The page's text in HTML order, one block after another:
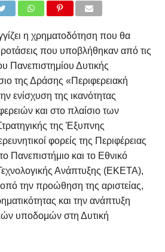
η χρηματοδότηση που θα
που υποβλήθηκαν από τις
Πανεπιστημίου Δυτικής
της Δράσης «Περιφερειακή
ενίσχυση της ικανότητας
και στο πλαίσιο των
της Έξυπνης
φορείς της Περιφέρειας
Πανεπιστήμιο και το Εθνικό
Ανάπτυξης (ΕΚΕΤΑ),
την προώθηση της αριστείας,
και την ανάπτυξη
υποδομών στη Δυτική